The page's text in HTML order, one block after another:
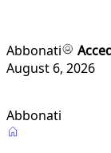
Abbonati
August 6, 2026
Abbonati